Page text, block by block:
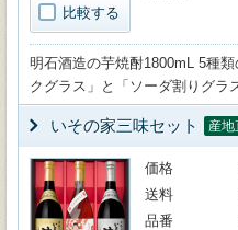
比較する
明石酒造の芋焼酎1800mL 5種
クグラス」と「ソーダ割りグ
いその家三味セット 産地
価格
送料
品番